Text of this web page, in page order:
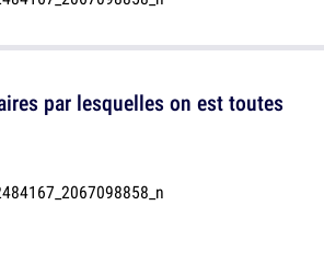
par lesquelles on est toutes